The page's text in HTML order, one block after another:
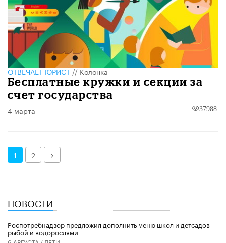
ОТВЕЧАЕТ ЮРИСТ//Колонка
Бесплатные кружки и секции за
счет государства
4 марта 37988
1 2 Далее
НОВОСТИ
Роспотребнадзор предложил дополнить меню школ и детсадов
рыбой и водорослями